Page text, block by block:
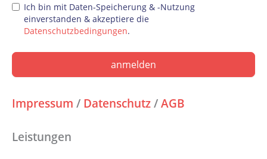
Ich bin mit Daten-Speicherung & -Nutzung
einverstanden & akzeptiere die
Datenschutzbedingungen.
anmelden
Impressum / Datenschutz / AGB
Leistungen